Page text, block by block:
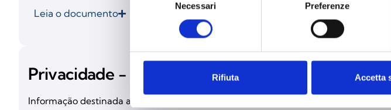
Necessari Preferenze
Rifiuta Accetta
Leia o documento
Privacidade - Webinar
Informação destinada aos participantes nos cursos e eventos online organizados